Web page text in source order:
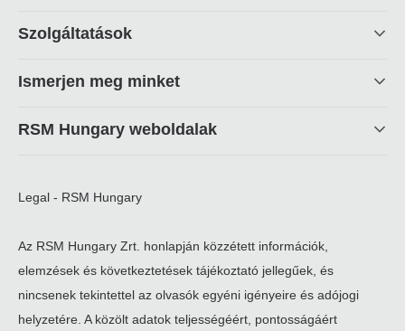
Footer
Szolgáltatások
Ismerjen meg minket
RSM Hungary weboldalak
Legal - RSM Hungary
Az RSM Hungary Zrt. honlapján közzétett információk,
elemzések és következtetések tájékoztató jellegűek, és
nincsenek tekintettel az olvasók egyéni igényeire és adójogi
helyzetére. A közölt adatok teljességéért, pontosságáért